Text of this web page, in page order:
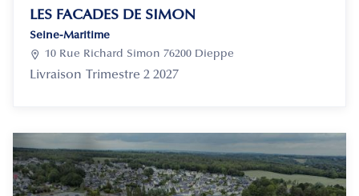
LES FACADES DE SIMON
Seine-Maritime
 10 Rue Richard Simon 76200 Dieppe
Livraison Trimestre 2 2027